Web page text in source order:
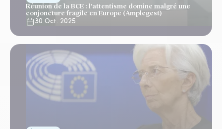
Réunion de la BCE : l'attentisme domine malgré une
conjoncture fragile en Europe (Amplegest)
30 Oct. 2025